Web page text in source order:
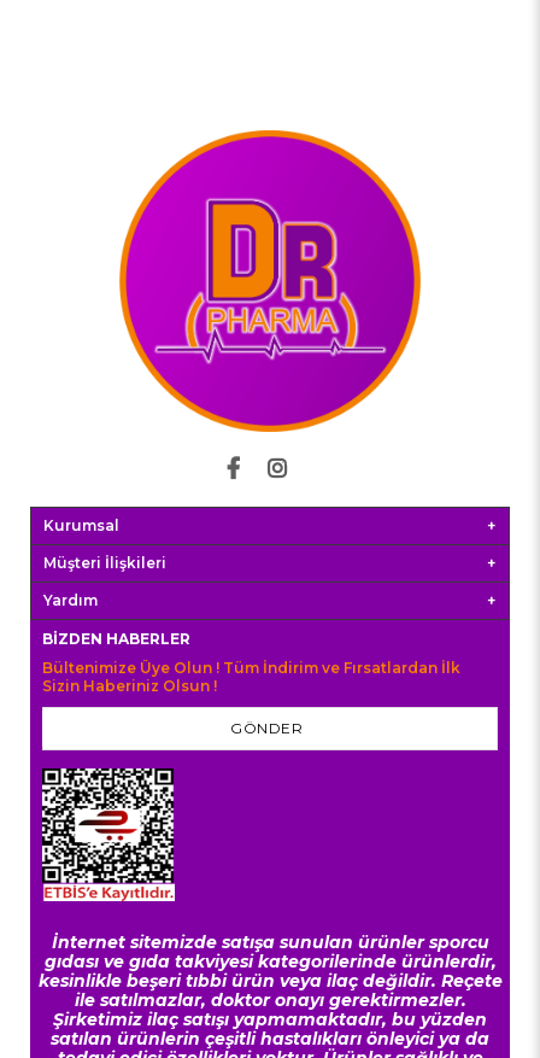
Kurumsal
Müşteri İlişkileri
Yardım
BIZDEN HABERLER
Bültenimize Üye Olun ! Tüm İndirim ve Fırsatlardan İlk
Sizin Haberiniz Olsun !
GÖNDER
İnternet sitemizde satışa sunulan ürünler sporcu
gıdası ve gıda takviyesi kategorilerinde ürünlerdir,
kesinlikle beşeri tıbbi ürün veya ilaç değildir. Reçete
ile satılmazlar, doktor onayı gerektirmezler.
Şirketimiz ilaç satışı yapmamaktadır, bu yüzden
satılan ürünlerin çeşitli hastalıkları önleyici ya da